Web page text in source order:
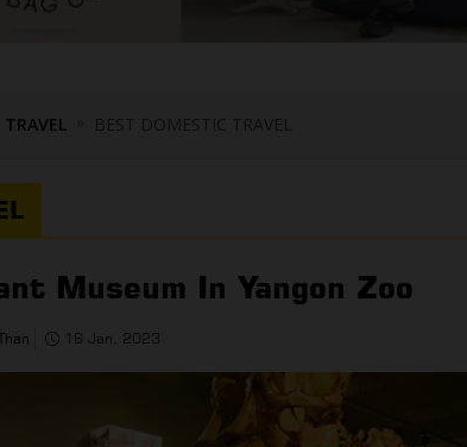
TRAVEL BEST DOMESTIC TRAVEL
Museum In Yangon Zoo
16 Jan, 2023